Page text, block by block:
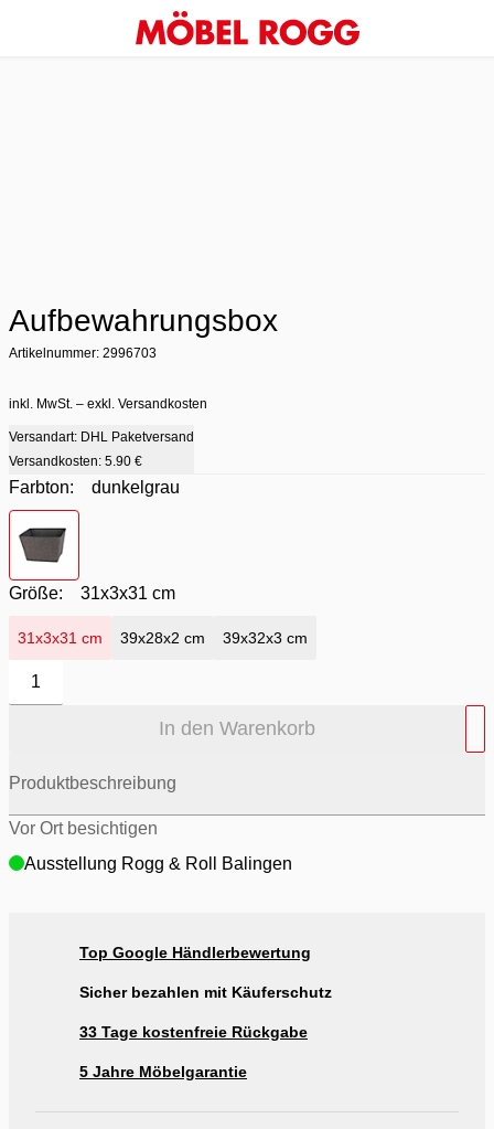
Aufbewahrungsbox
Artikelnummer: 2996703
inkl. MwSt. – exkl. Versandkosten
Versandart: DHL Paketversand
Versandkosten: 5.90 €
Farbton:
dunkelgrau
Farbton
Größe: 31x3x31 cm
31x3x31 cm 39x28x2 cm 39x32x3 cm
1
In den Warenkorb
Produktbeschreibung
Vor Ort besichtigen
Ausstellung Rogg & Roll Balingen
Top Google Händlerbewertung
Sicher bezahlen mit Käuferschutz
33 Tage kostenfreie Rückgabe
5 Jahre Möbelgarantie